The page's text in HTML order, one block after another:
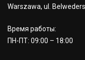
Warszawa, ul.
Время работы:
ПН-ПТ: 09:00 – 18:00